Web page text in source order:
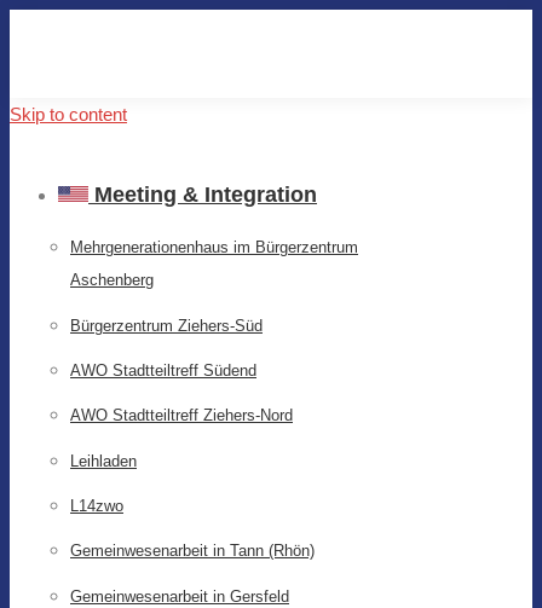
Skip to content
Meeting & Integration
Mehrgenerationenhaus im Bürgerzentrum
Aschenberg
Bürgerzentrum Ziehers-Süd
AWO Stadtteiltreff Südend
AWO Stadtteiltreff Ziehers-Nord
Leihladen
L14zwo
Gemeinwesenarbeit in Tann (Rhön)
Gemeinwesenarbeit in Gersfeld